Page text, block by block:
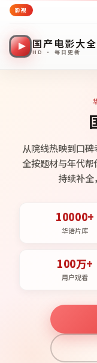
影视
国产电影大全
HD · 每日更新
从院线热映到口
全按题材与年代
持续补全
10000+
华语片库
100万+
用户观看